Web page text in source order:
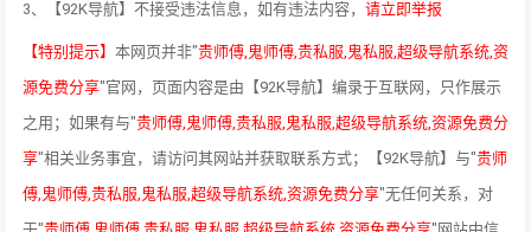
3、【92K导航】不接受违法信息，如有违法内容， 请立即举报
【特别提示】 本网页并非"贵师傅,鬼师傅,贵私服,鬼私服,超级导航系统,资
源免费分享"官网，页面内容是由【92K导航】编录于互联网，只作展示
之用；如果有与"贵师傅,鬼师傅,贵私服,鬼私服,超级导航系统,资源免费分
享"相关业务事宜，请访问其网站并获取联系方式；【92K导航】与"贵师
傅,鬼师傅,贵私服,鬼私服,超级导航系统,资源免费分享"无任何关系，对